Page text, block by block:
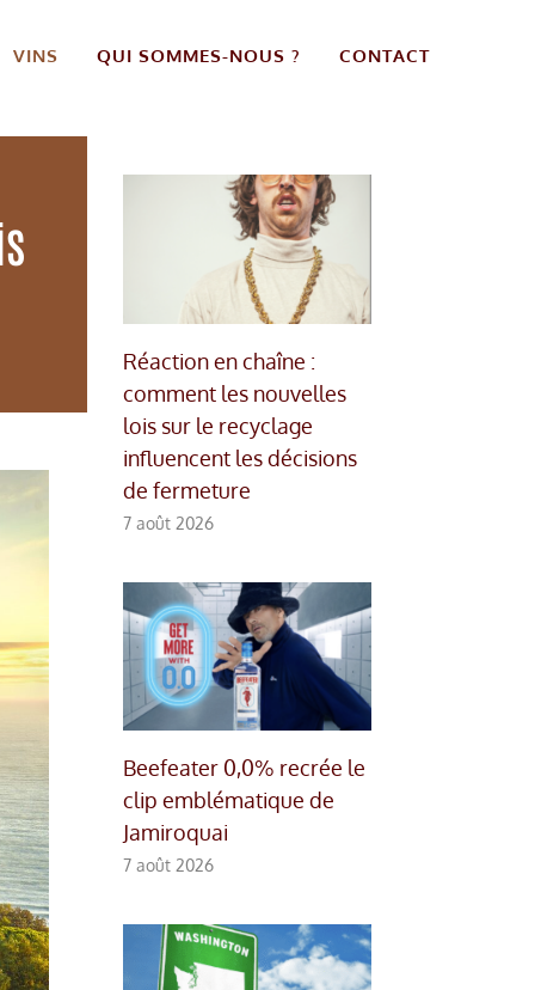
VINS QUI SOMMES-NOUS ? CONTACT
Réaction en chaîne :
comment les nouvelles
lois sur le recyclage
influencent les décisions
de fermeture
7 août 2026
Beefeater 0,0% recrée le
clip emblématique de
Jamiroquai
7 août 2026